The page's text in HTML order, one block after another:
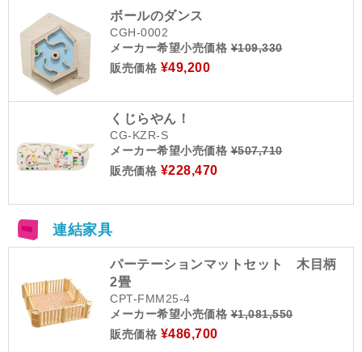
ボールのダンス
CGH-0002
メーカー希望小売価格¥109,330
販売価格 ¥49,200
くじらやん！
CG-KZR-S
メーカー希望小売価格¥507,710
販売価格 ¥228,470
連結家具
パーテーションマットセット 木目柄
2畳
CPT-FMM25-4
メーカー希望小売価格¥1,081,550
販売価格 ¥486,700